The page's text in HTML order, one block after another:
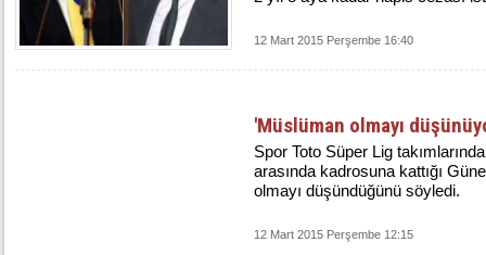
12 Mart 2015 Perşembe 16:40
'Müslüman olmayı
Spor Toto Süper Lig
arasında kadrosuna kattığı
olmayı düşündüğünü söyledi.
12 Mart 2015 Perşembe 12:15